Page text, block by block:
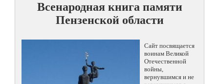
Всенародная книга памяти
Пензенской области
Сайт посвящается
воинам Великой
Отечественной
войны,
вернувшимся и не